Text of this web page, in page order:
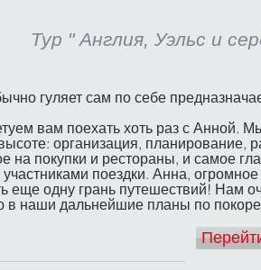
Тур " Англия, Уэльс и
гуляет сам по себе
вам поехать хоть раз с Анной.
организация, планирование,
покупки и рестораны, и самое
поездки. Анна,
еще одну грань путешествий! Нам
в наши дальнейшие планы по